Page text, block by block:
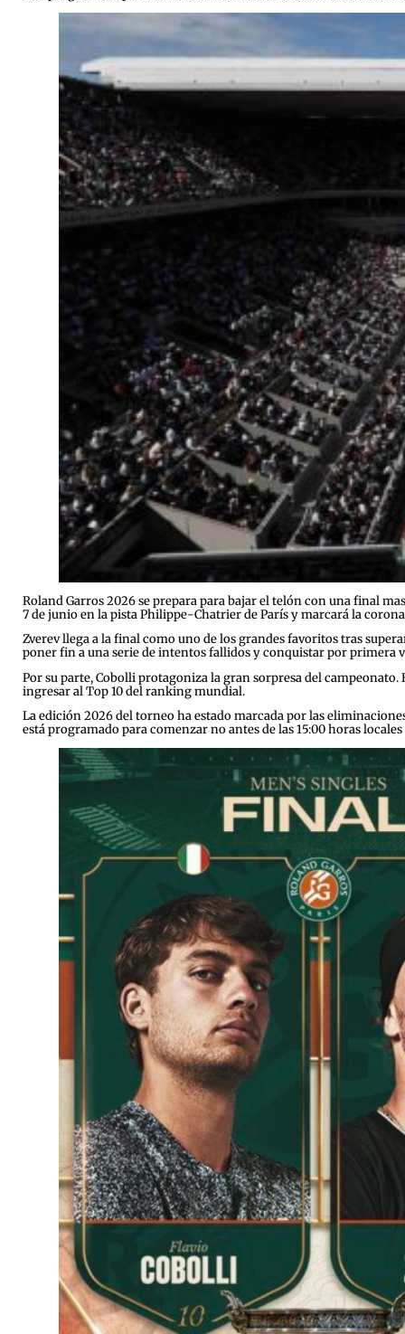
Roland Garros 2026 se prepara para bajar el telón con una final
7 de junio en la pista Philippe-Chatrier de París y marcará la
Zverev llega a la final como uno de los grandes favoritos tras
poner fin a una serie de intentos fallidos y conquistar por primera
Por su parte, Cobolli protagoniza la gran sorpresa del
ingresar al Top 10 del ranking mundial.
La edición 2026 del torneo ha estado marcada por las
está programado para comenzar no antes de las 15:00 horas